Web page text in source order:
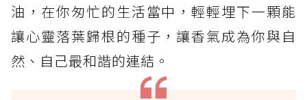
油，在你匆忙的生活當中，輕輕埋下一顆能
讓心靈落葉歸根的種子，讓香氣成為你與自
然、自己最和諧的連結。